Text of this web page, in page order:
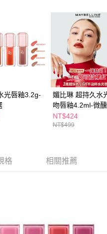
。
後，將跳轉至「AFTEE先享後付」
即可完成結帳。
簡訊。
簡訊中的連結，可透過四大超商／
方視為交易完成。
費，但若您需要取消訂單，請聯絡
單仍視為有效，需透過AFTEE先享
之結帳頁面顯示為準，若有關於
support/home
料，並將交易相關給付款項請求債
不足之情形，本公司將視審查結果
費
費
)
光唇釉3.2g-
媚比琳 超持久水
吻唇釉4.2ml-微
紅系列-多款任選
NT$424
NT$499
格 相關推薦